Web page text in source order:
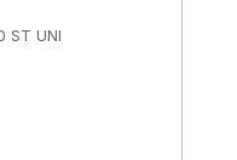
ST UNI